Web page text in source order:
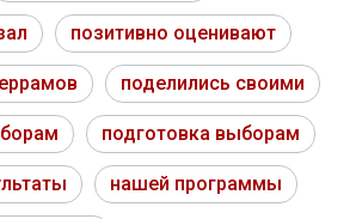
позитивно оценивают
поделились своими
подготовка выборам
нашей программы